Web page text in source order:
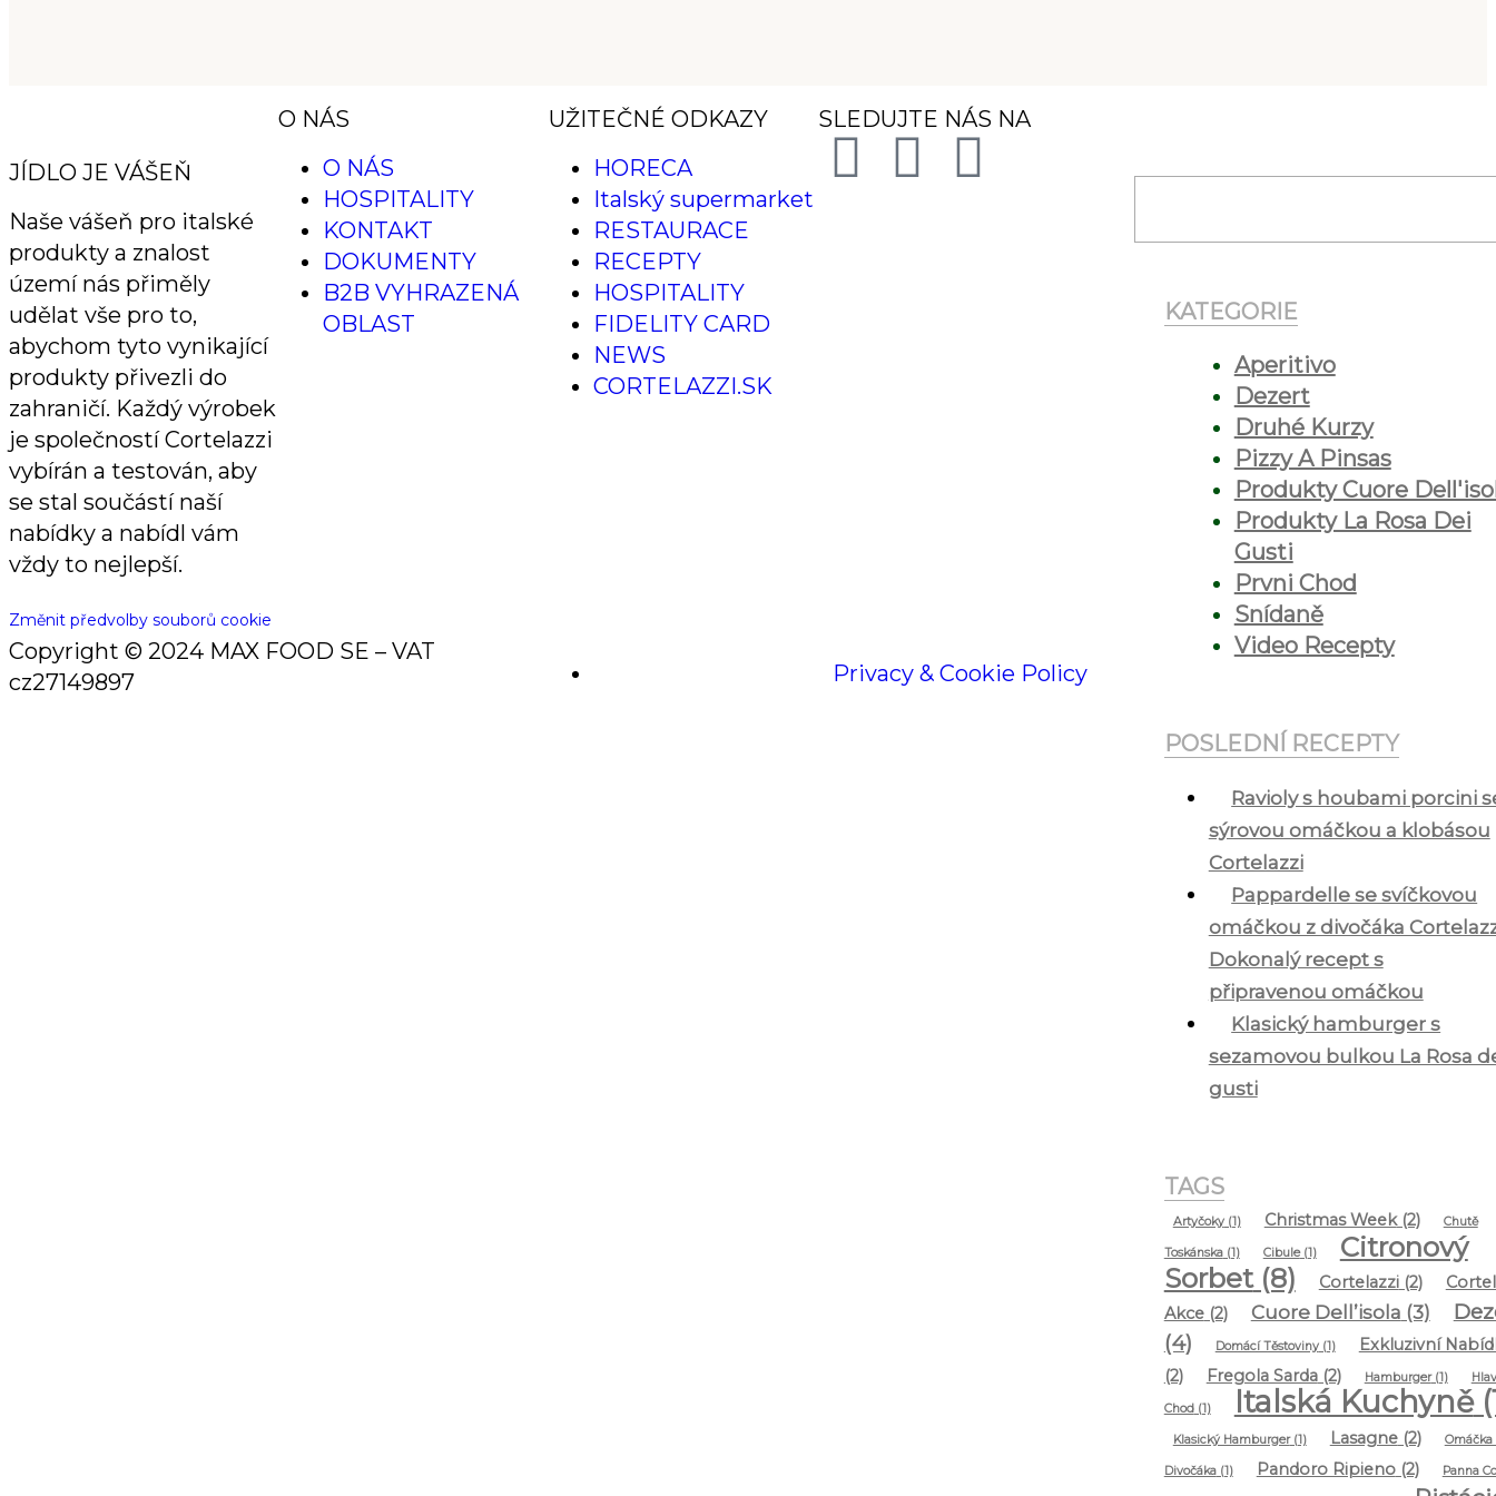
KATEGORIE
Aperitivo
Dezert
Druhé Kurzy
Pizzy A Pinsas
Produkty Cuore
Produkty La Rosa Dei
Gusti
Prvni Chod
Snídaně
Video Recepty
POSLEDNÍ RECEPTY
Ravioly s houbami porcini
sýrovou omáčkou a klobásou
Cortelazzi
Pappardelle se svíčkovou
omáčkou z divočáka
Dokonalý recept s
připravenou omáčkou
Klasický hamburger s
sezamovou bulkou La Rosa
gusti
TAGS
Artyčoky(1) Christmas Week(2) Chutě
Toskánska(1) Cibule(1)
Citronový
Sorbet(8) Cortelazzi(2)
Akce(2) Cuore Dell’isola (3)
(4)
Domácí Těstoviny(1)
Exkluzivní
(2)
Fregola Sarda(2) Hamburger(1)
Chod(1) Italská Kuchyně
Klasický Hamburger(1) Lasagne(2) Omáčka
Divočáka(1) Pandoro Ripieno(2) Panna
JÍDLO JE VÁŠEŇ
Naše vášeň pro italské
produkty a znalost
území nás přiměly
udělat vše pro to,
abychom tyto vynikající
produkty přivezli do
zahraničí. Každý výrobek
je společností Cortelazzi
vybírán a testován, aby
se stal součástí naší
nabídky a nabídl vám
vždy to nejlepší.
O NÁS
O NÁS
HOSPITALITY
KONTAKT
DOKUMENTY
B2B VYHRAZENÁ
OBLAST
UŽITEČNÉ ODKAZY
HORECA
Italský supermarket
RESTAURACE
RECEPTY
HOSPITALITY
FIDELITY CARD
NEWS
CORTELAZZI.SK
SLEDUJTE NÁS NA
Změnit předvolby souborů cookie
Copyright © 2024 MAX FOOD SE – VAT
cz27149897
Privacy & Cookie Policy